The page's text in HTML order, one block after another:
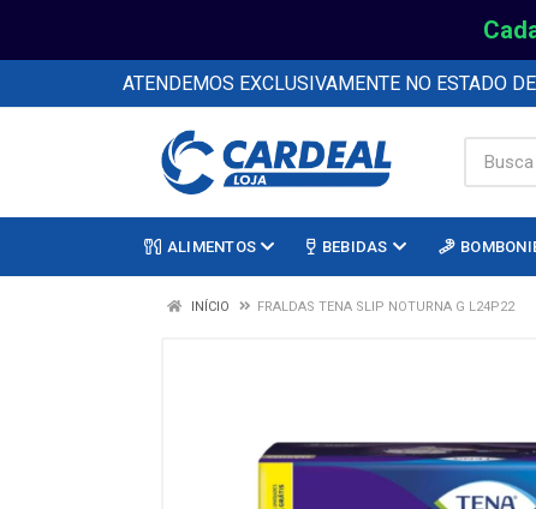
ATENDEMOS EXCLUSIVAMENTE NO ESTADO
ALIMENTOS BEBIDAS
INÍCIO FRALDAS TENA SLIP NOTURNA G L24P22